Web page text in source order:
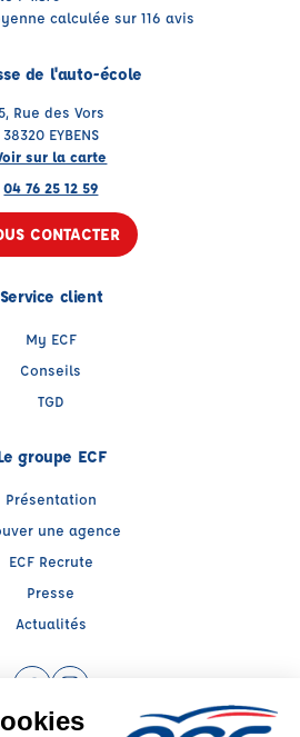
calculée sur 116 avis
de l'auto-école
5, Rue des Vors
38320 EYBENS
sur la carte
04 76 25 12 59
CONTACTER
Service client
My ECF
Conseils
TGD
groupe ECF
Présentation
une agence
ECF Recrute
Presse
Actualités
Facebook (nouvelle fenêtre)
Instagram (nouvelle fenêtre)